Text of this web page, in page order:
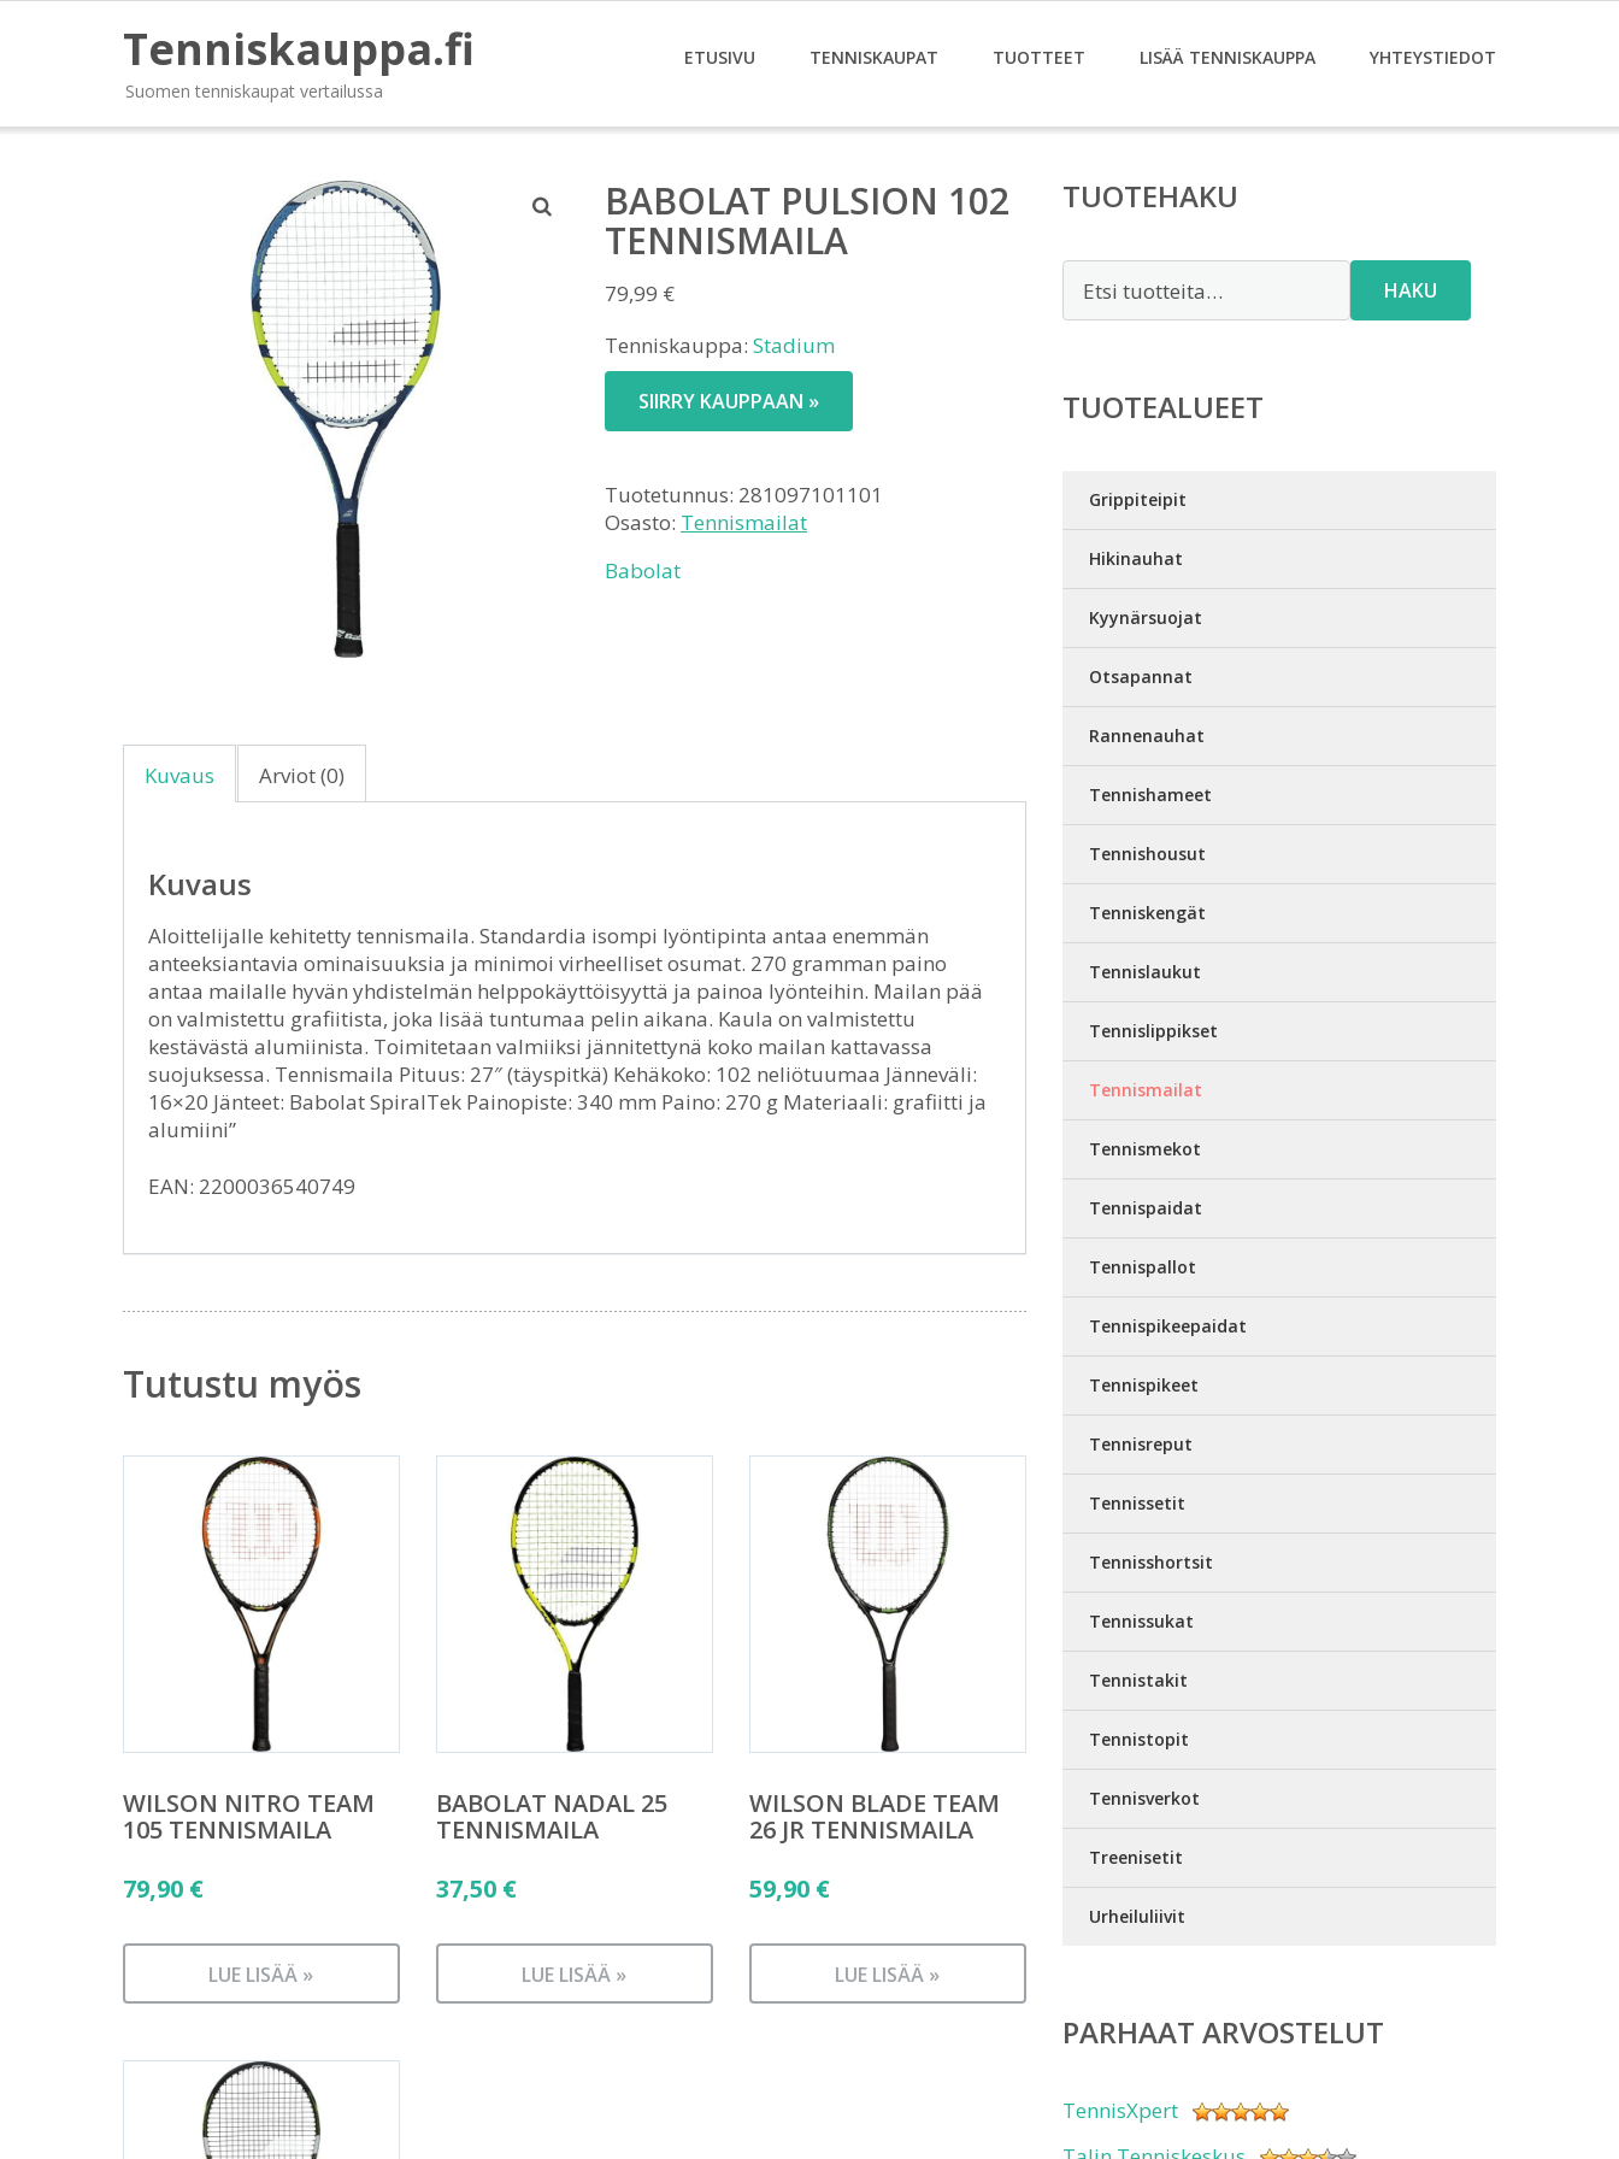
Tenniskauppa.fi
Suomen tenniskaupat vertailussa
ETUSIVU TENNISKAUPAT TUOTTEET LISÄÄ TENNISKAUPPA YHTEYSTIEDOT
BABOLAT PULSION 102
TENNISMAILA
79,99 €
Tenniskauppa: Stadium
SIIRRY KAUPPAAN »
Tuotetunnus: 281097101101
Osasto: Tennismailat
Babolat
Kuvaus Arviot (0)
Kuvaus
Aloittelijalle kehitetty tennismaila. Standardia isompi lyöntipinta antaa enemmän
anteeksiantavia ominaisuuksia ja minimoi virheelliset osumat. 270 gramman paino
antaa mailalle hyvän yhdistelmän helppokäyttöisyyttä ja painoa lyönteihin. Mailan pää
on valmistettu grafiitista, joka lisää tuntumaa pelin aikana. Kaula on valmistettu
kestävästä alumiinista. Toimitetaan valmiiksi jännitettynä koko mailan kattavassa
suojuksessa. Tennismaila Pituus: 27″ (täyspitkä) Kehäkoko: 102 neliötuumaa Jänneväli:
16×20 Jänteet: Babolat SpiralTek Painopiste: 340 mm Paino: 270 g Materiaali: grafiitti ja
alumiini”
EAN: 2200036540749
Tutustu myös
WILSON NITRO TEAM
105 TENNISMAILA
79,90 €
LUE LISÄÄ »
BABOLAT NADAL 25
TENNISMAILA
37,50 €
LUE LISÄÄ »
WILSON BLADE TEAM
26 JR TENNISMAILA
59,90 €
LUE LISÄÄ »
TUOTEHAKU
HAKU
TUOTEALUEET
Grippiteipit
Hikinauhat
Kyynärsuojat
Otsapannat
Rannenauhat
Tennishameet
Tennishousut
Tenniskengät
Tennislaukut
Tennislippikset
Tennismailat
Tennismekot
Tennispaidat
Tennispallot
Tennispikeepaidat
Tennispikeet
Tennisreput
Tennissetit
Tennisshortsit
Tennissukat
Tennistakit
Tennistopit
Tennisverkot
Treenisetit
Urheiluliivit
PARHAAT ARVOSTELUT
TennisXpert